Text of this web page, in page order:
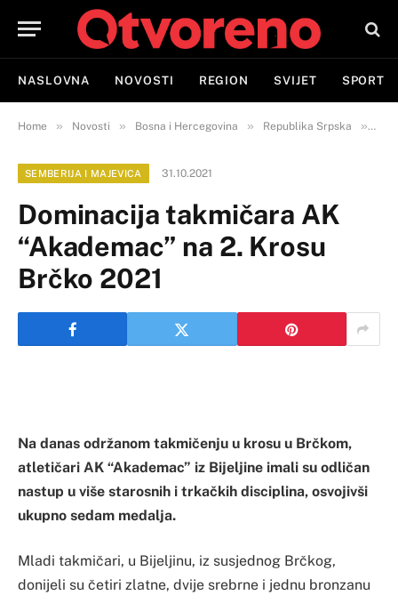
NASLOVNA NOVOSTI REGION SVIJET SPORT
Home » Novosti » Bosna i Hercegovina » Republika Srpska »
SEMBERIJA I MAJEVICA 31.10.2021
Dominacija takmičara AK
“Akademac” na 2. Krosu
Brčko 2021
Na danas održanom takmičenju u krosu u Brčkom,
atletičari AK “Akademac” iz Bijeljine imali su odličan
nastup u više starosnih i trkačkih disciplina, osvojivši
ukupno sedam medalja.
Mladi takmičari, u Bijeljinu, iz susjednog Brčkog,
donijeli su četiri zlatne, dvije srebrne i jednu bronzanu